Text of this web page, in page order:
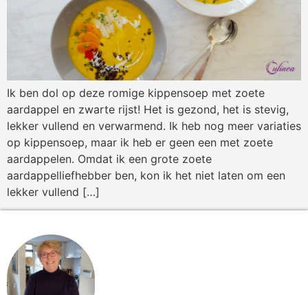
Ik ben dol op deze romige kippensoep met zoete
aardappel en zwarte rijst! Het is gezond, het is stevig,
lekker vullend en verwarmend. Ik heb nog meer variaties
op kippensoep, maar ik heb er geen een met zoete
aardappelen. Omdat ik een grote zoete
aardappelliefhebber ben, kon ik het niet laten om een
lekker vullend […]